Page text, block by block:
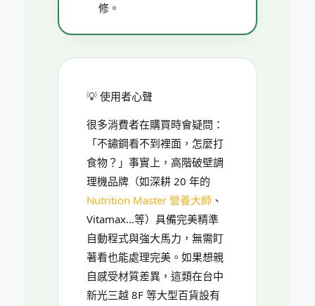
修。
💡 使用者心聲
很多消費者在購買時會疑問：
「不鏽鋼看不到裡面，怎麼打
食物？」事實上，高階破壁調
理機品牌（如深耕 20 年的
Nutrition Master 營養大師 、
Vitamax...等）具備完美精準
自動程式與強大馬力，無需盯
著看也能處理完美。如果想親
自感受材質差異，這類在台中
新光三越 8F 等大型百貨設有